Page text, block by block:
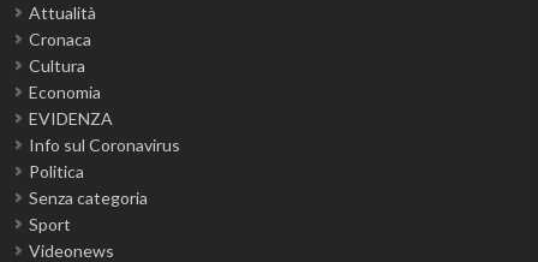
Attualità
Cronaca
Cultura
Economia
EVIDENZA
Info sul Coronavirus
Politica
Senza categoria
Sport
Videonews